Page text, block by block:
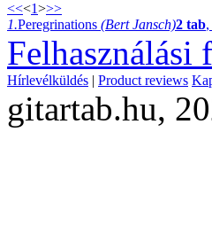
<<<1>>>
1.Peregrinations (Bert Jansch)2 tab,
Felhasználási
Hírlevélküldés | Product reviews
gitartab.hu,